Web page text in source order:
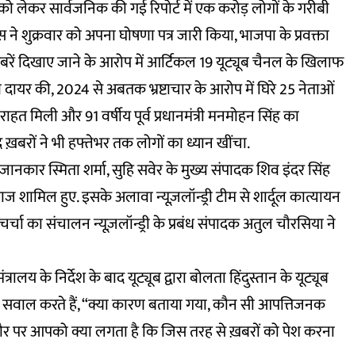
लेकर सार्वजनिक की गई रिपोर्ट में एक करोड़ लोगों के गरीबी
शुक्रवार को अपना घोषणा पत्र जारी किया, भाजपा के प्रवक्ता
दिखाए जाने के आरोप में आर्टिकल 19 यूट्यूब चैनल के खिलाफ
दायर की, 2024 से अबतक भ्रष्टाचार के आरोप में घिरे 25 नेताओं
मिली और 91 वर्षीय पूर्व प्रधानमंत्री मनमोहन सिंह का
ने भी हफ्तेभर तक लोगों का ध्यान खींचा.
जानकार स्मिता शर्मा, सुहि सवेर के मुख्य संपादक शिव इंदर सिंह
शामिल हुए. इसके अलावा न्यूज़लॉन्ड्री टीम से शार्दूल कात्यायन
का संचालन न्यूज़लॉन्ड्री के प्रबंध संपादक अतुल चौरसिया ने
के निर्देश के बाद यूट्यूब द्वारा बोलता हिंदुस्तान के यूट्यूब
करते हैं, “क्या कारण बताया गया, कौन सी आपत्तिजनक
पर आपको क्या लगता है कि जिस तरह से ख़बरों को पेश करना